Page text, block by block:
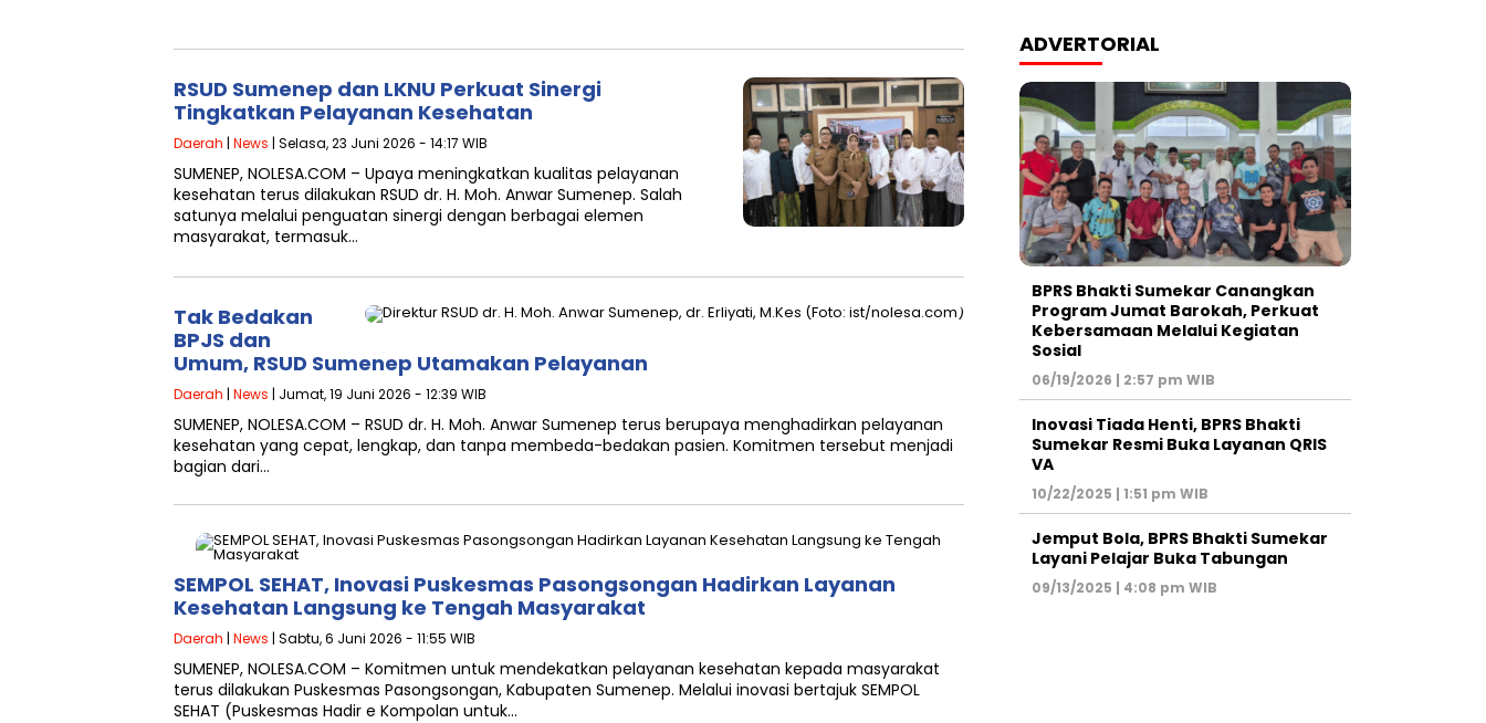
RSUD Sumenep dan LKNU Perkuat Sinergi
Tingkatkan Pelayanan Kesehatan
Daerah | News | Selasa, 23 Juni 2026 - 14:17 WIB
SUMENEP, NOLESA.COM – Upaya meningkatkan kualitas pelayanan
kesehatan terus dilakukan RSUD dr. H. Moh. Anwar Sumenep. Salah
satunya melalui penguatan sinergi dengan berbagai elemen
masyarakat, termasuk…
Tak Bedakan
BPJS dan
Umum, RSUD Sumenep Utamakan Pelayanan
Daerah | News | Jumat, 19 Juni 2026 - 12:39 WIB
SUMENEP, NOLESA.COM – RSUD dr. H. Moh. Anwar Sumenep terus berupaya menghadirkan pelayanan
kesehatan yang cepat, lengkap, dan tanpa membeda-bedakan pasien. Komitmen tersebut menjadi
bagian dari…
SEMPOL SEHAT, Inovasi Puskesmas Pasongsongan Hadirkan Layanan
Kesehatan Langsung ke Tengah Masyarakat
Daerah | News | Sabtu, 6 Juni 2026 - 11:55 WIB
SUMENEP, NOLESA.COM – Komitmen untuk mendekatkan pelayanan kesehatan kepada masyarakat
terus dilakukan Puskesmas Pasongsongan, Kabupaten Sumenep. Melalui inovasi bertajuk SEMPOL
SEHAT (Puskesmas Hadir e Kompolan untuk…
ADVERTORIAL
BPRS Bhakti Sumekar Canangkan
Program Jumat Barokah, Perkuat
Kebersamaan Melalui Kegiatan
Sosial
06/19/2026 | 2:57 pm WIB
Inovasi Tiada Henti, BPRS Bhakti
Sumekar Resmi Buka Layanan QRIS
VA
10/22/2025 | 1:51 pm WIB
Jemput Bola, BPRS Bhakti Sumekar
Layani Pelajar Buka Tabungan
09/13/2025 | 4:08 pm WIB